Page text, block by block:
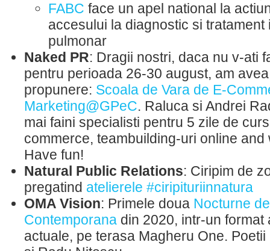
FABC face un apel national la
accesului la diagnostic si tratament
pulmonar
Naked PR: Dragii nostri, daca nu v-ati
pentru perioada 26-30 august, am
propunere: Scoala de Vara de E-
Marketing@GPeC. Raluca si Andrei
mai faini specialisti pentru 5 zile de
commerce, teambuilding-uri online and
Have fun!
Natural Public Relations: Ciripim de
pregatind atelierele #ciripituriinnatura
OMA Vision: Primele doua Nocturne
Contemporana din 2020, intr-un format
actuale, pe terasa Magheru One.